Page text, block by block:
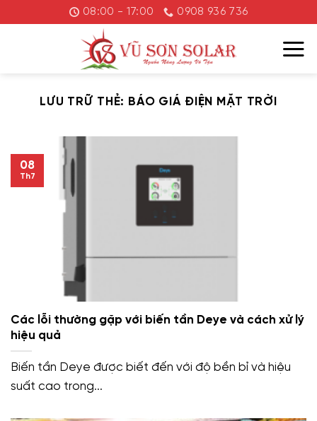
đến
08:00 - 17:00 0908 936 736
LƯU TRỮ THẺ: BÁO GIÁ ĐIỆN MẶT TRỜI
Các lỗi thường gặp với biến tần Deye và cách xử lý
hiệu quả
Biến tần Deye được biết đến với độ bền bỉ và hiệu
suất cao trong...
08
Th7